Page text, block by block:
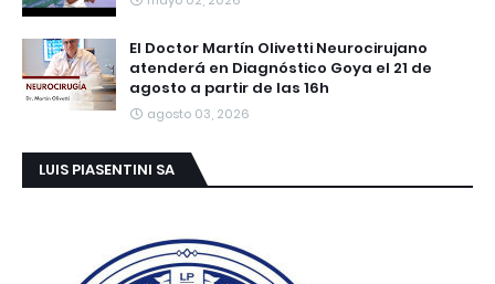
El Doctor Martín Olivetti Neurocirujano
atenderá en Diagnóstico Goya el 21 de
agosto a partir de las 16h
agosto 03, 2026
LUIS PIASENTINI SA